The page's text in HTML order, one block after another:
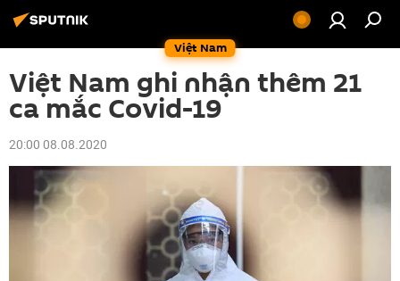
Việt Nam
Việt Nam ghi nhận thêm 21
ca mắc Covid-19
20:00 08.08.2020